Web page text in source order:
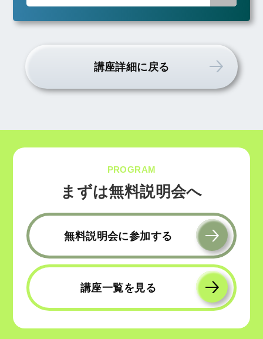
講座詳細に戻る
PROGRAM
まずは無料説明会へ
無料説明会に参加する
講座一覧を見る